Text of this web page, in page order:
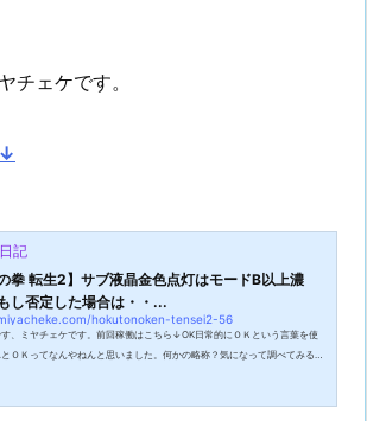
チェケです。
記
の拳 転生2】サブ液晶金色点灯はモードB以上濃
し否定した場合は・・...
hokutonoken-tensei2-56
、ミヤチェケです。前回稼働はこちら↓OK日常的にＯＫという言葉を使
ＯＫってなんやねんと思いました。何かの略称？気になって調べてみると